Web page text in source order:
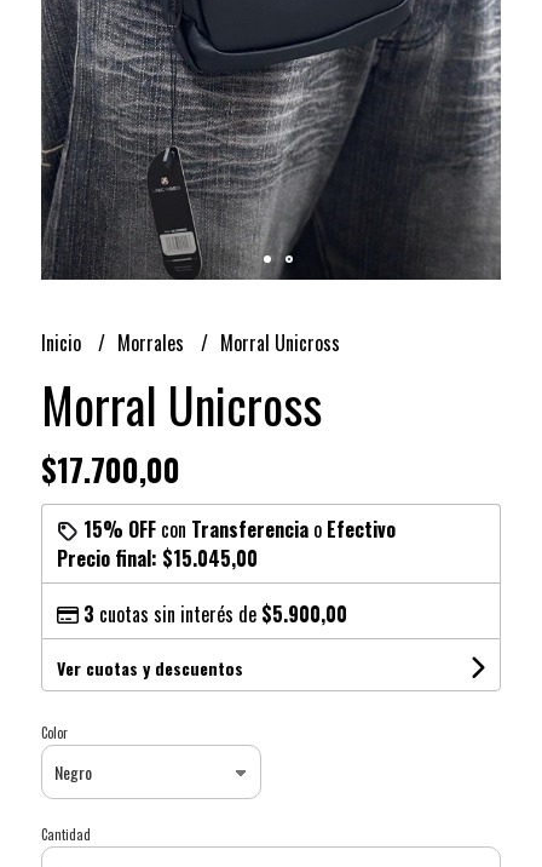
Inicio Morrales Morral Unicross
Morral Unicross
$17.700,00
15% OFFcon Transferenciao Efectivo
Precio final: $15.045,00
3 cuotas sin interés de $5.900,00
Ver cuotas y descuentos
Color
Cantidad